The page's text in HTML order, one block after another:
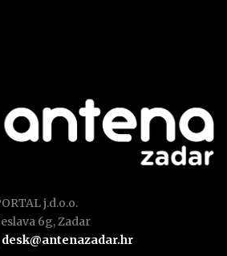
j.d.o.o.
6g, Zadar
desk@antenazadar.hr